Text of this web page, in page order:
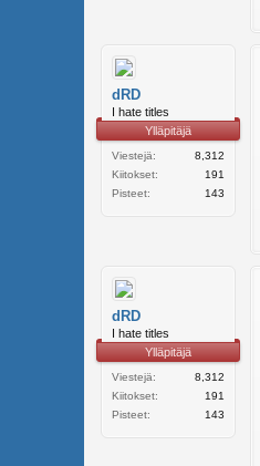
dRD
I hate titles
Ylläpitäjä
Viestejä:
8,312
Kiitokset:
191
Pisteet:
143
dRD
I hate titles
Ylläpitäjä
Viestejä:
8,312
Kiitokset:
191
Pisteet:
143